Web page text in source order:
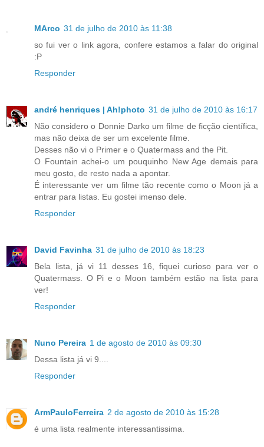
MArco 31 de julho de 2010 às 11:38
so fui ver o link agora, confere estamos a falar do original
:P
Responder
andré henriques | Ah!photo 31 de julho de 2010 às 16:17
Não considero o Donnie Darko um filme de ficção científica,
mas não deixa de ser um excelente filme.
Desses não vi o Primer e o Quatermass and the Pit.
O Fountain achei-o um pouquinho New Age demais para
meu gosto, de resto nada a apontar.
É interessante ver um filme tão recente como o Moon já a
entrar para listas. Eu gostei imenso dele.
Responder
David Favinha 31 de julho de 2010 às 18:23
Bela lista, já vi 11 desses 16, fiquei curioso para ver o
Quatermass. O Pi e o Moon também estão na lista para
ver!
Responder
Nuno Pereira 1 de agosto de 2010 às 09:30
Dessa lista já vi 9....
Responder
ArmPauloFerreira 2 de agosto de 2010 às 15:28
é uma lista realmente interessantissima.